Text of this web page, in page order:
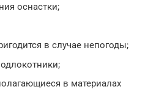
оснастки;
в случае непогоды;
в материалах